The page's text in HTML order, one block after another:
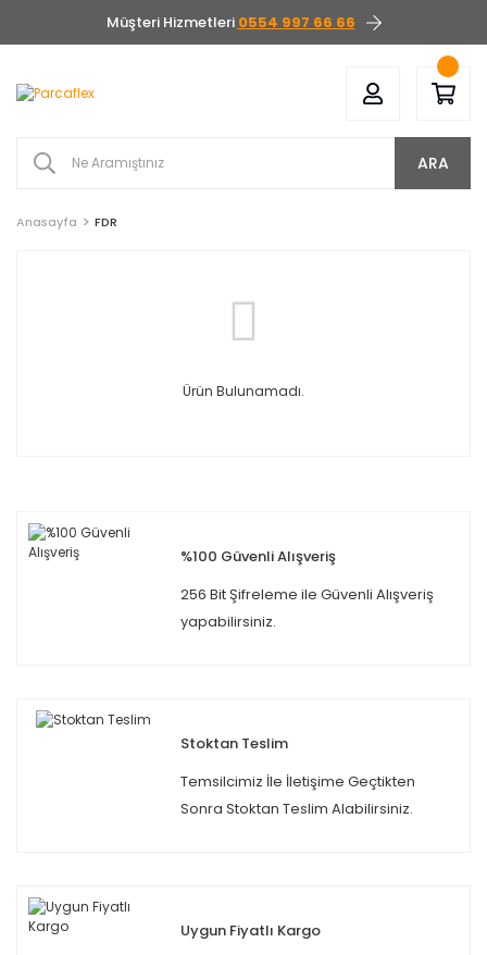
Müşteri Hizmetleri 0554 997 66 66
ARA
Anasayfa FDR
Ürün Bulunamadı.
%100 Güvenli Alışveriş
256 Bit Şifreleme ile Güvenli Alışveriş
yapabilirsiniz.
Stoktan Teslim
Temsilcimiz İle İletişime Geçtikten
Sonra Stoktan Teslim Alabilirsiniz.
Uygun Fiyatlı Kargo